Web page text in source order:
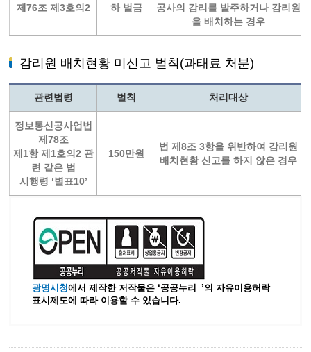
제76조 제3호의2
하 벌금
공사의 감리를 발주하거나 감리원
을 배치하는 경우
감리원 배치현황 미신고 벌칙(과태료 처분)
관련법령 벌칙 처리대상
정보통신공사업법
제78조
제1항 제1호의2 관
련 같은 법
시행령 ‘별표10’
150만원
법 제8조 3항을 위반하여 감리원
배치현황 신고를 하지 않은 경우
광명시청에서 제작한 저작물은 ‘공공누리_’의 자유이용허락
표시제도에 따라 이용할 수 있습니다.